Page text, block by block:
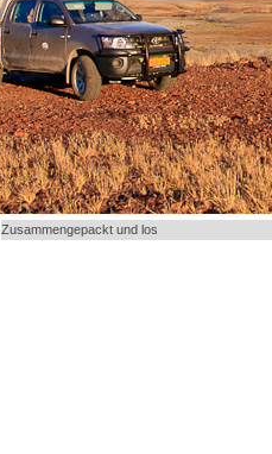
Zusammengepackt und los